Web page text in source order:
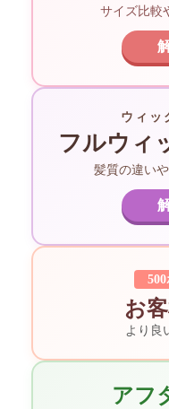
サイズ比較
ウィッ
フルウィ
髪質の違い
お
より良
アフ